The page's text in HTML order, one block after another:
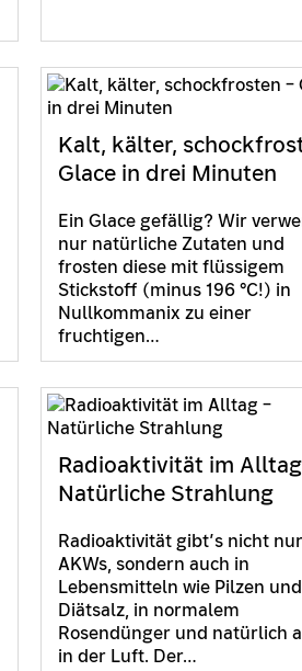
Kalt, kälter,
Glace in drei Minuten
Ein Glace gefällig? Wir
nur natürliche Zutaten und
frosten diese mit flüssigem
Stickstoff (minus 196 °C!) in
Nullkommanix zu einer
fruchtigen…
Radioaktivität im
Natürliche Strahlung
Radioaktivität gibt’s nicht
AKWs, sondern auch in
Lebensmitteln wie Pilzen und
Diätsalz, in normalem
Rosendünger und natürlich
in der Luft. Der…